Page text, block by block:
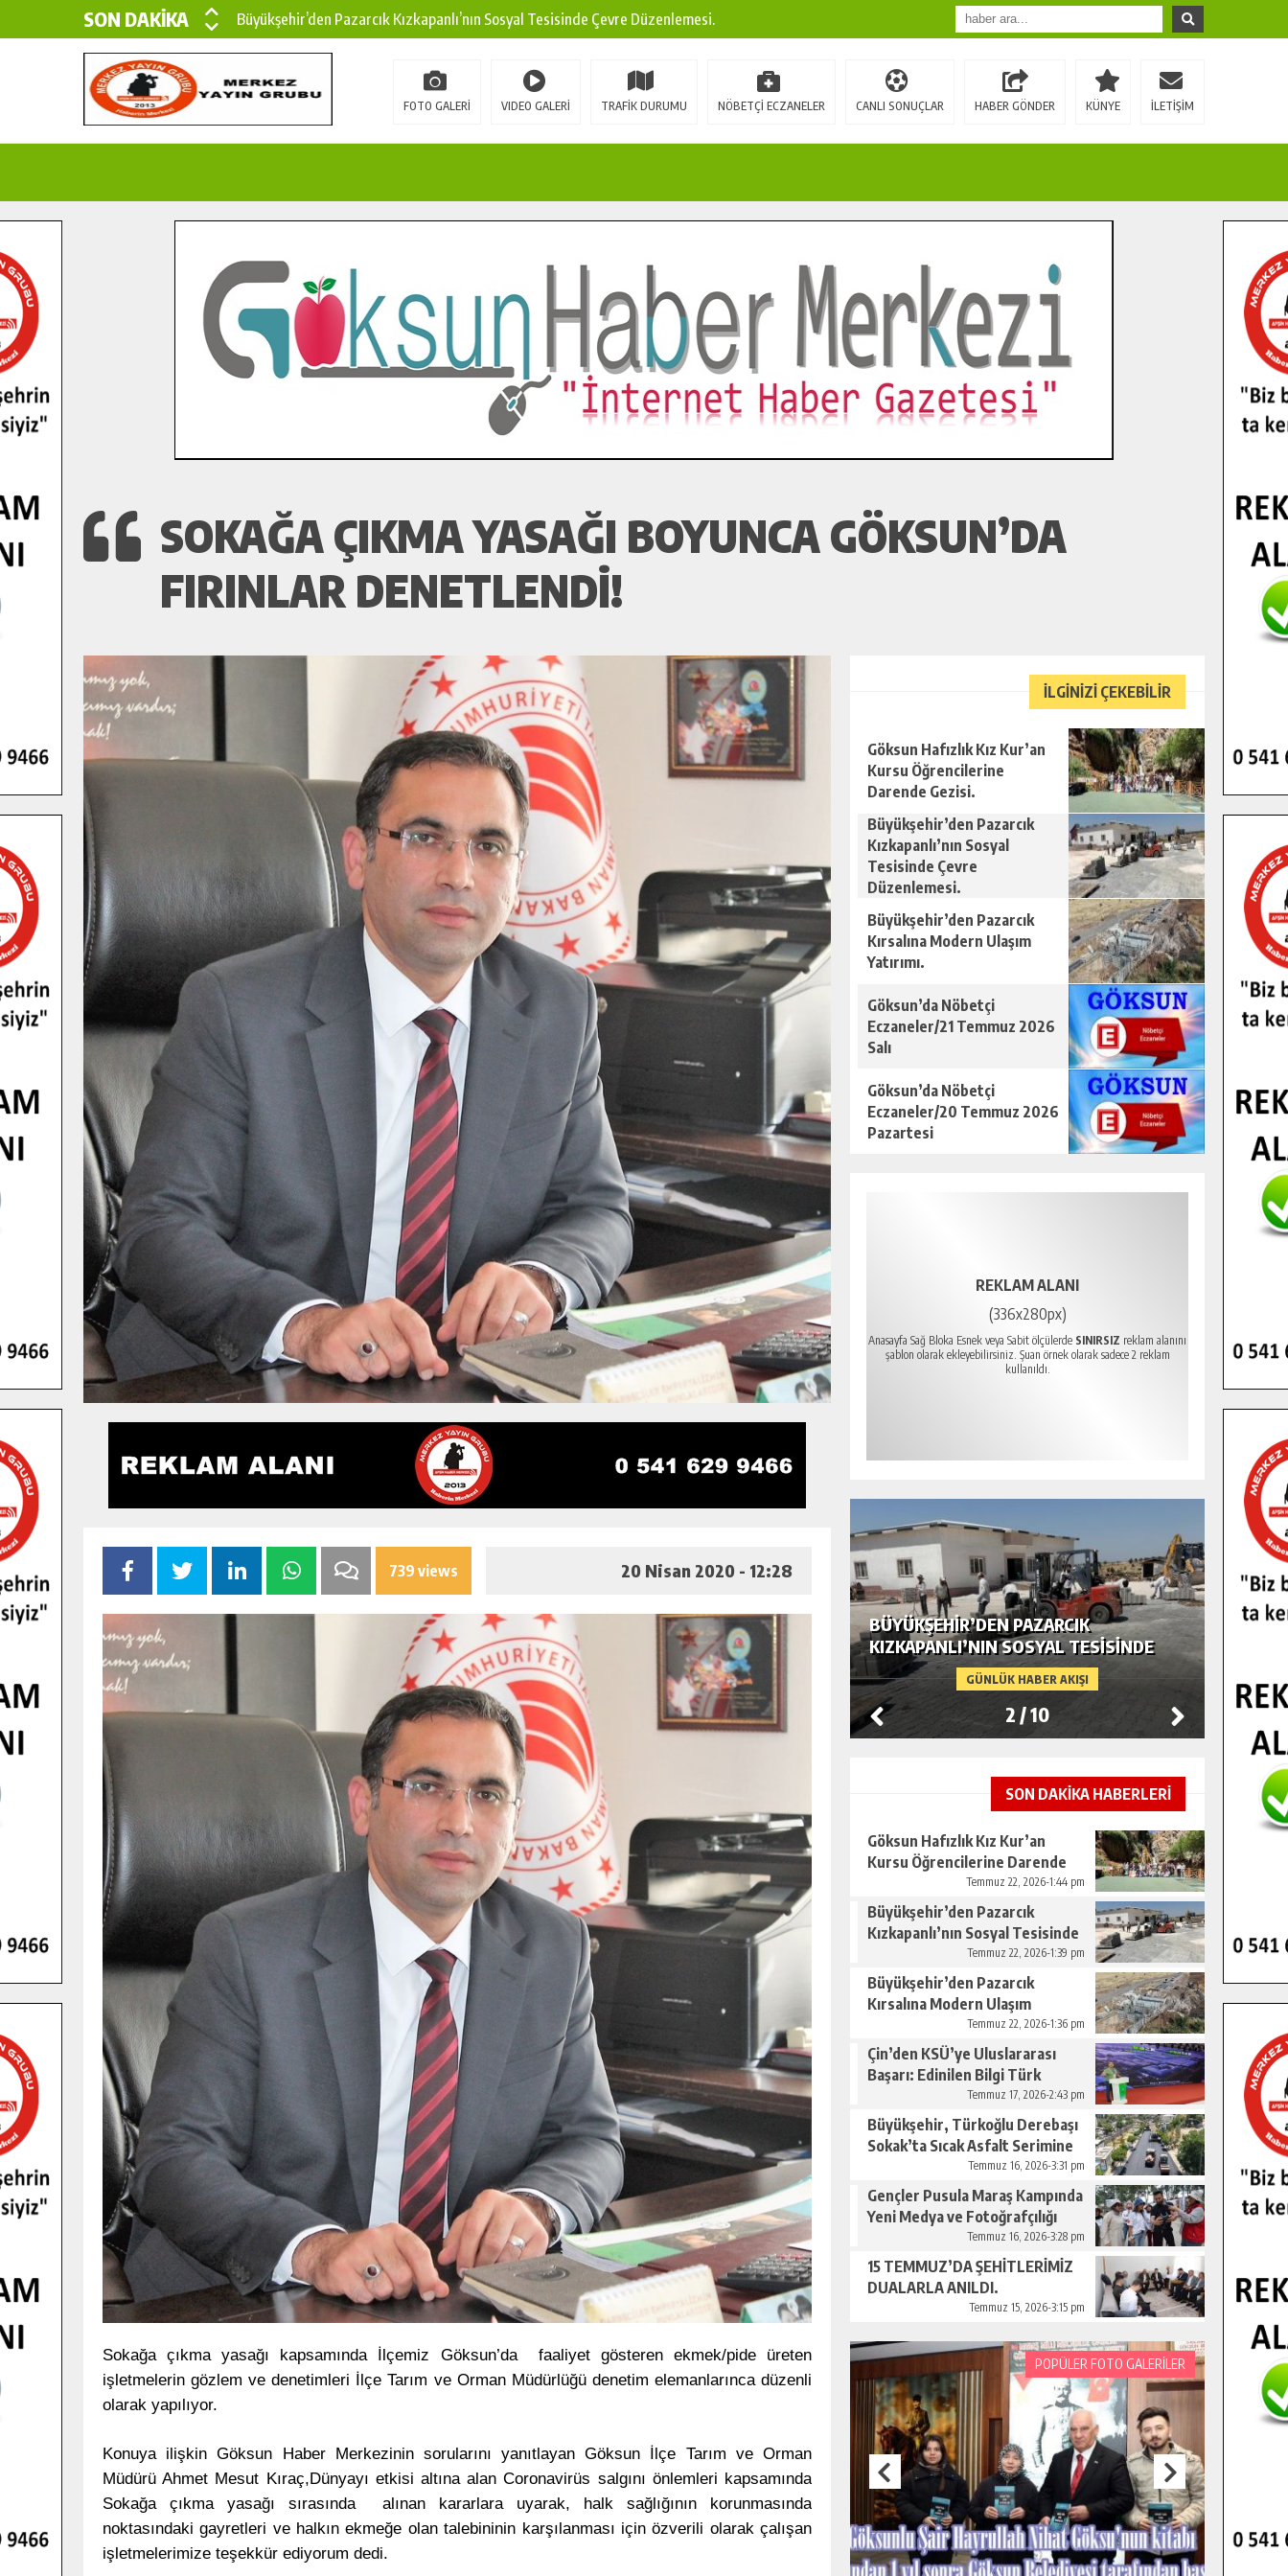
SON DAKİKA
Büyükşehir’den Pazarcık Kızkapanlı’nın Sosyal Tesisinde Çevre Düzenlemesi.
Büyükşehir’den Pazarcık Kırsalına Modern Ulaşım Yatırımı.
Çin’den KSÜ’ye Uluslararası Başarı: Edinilen Bilgi Türk Tarımına Katkı Sağlayacak.
İlçe Jandarma Komutanı Karakaya’dan Başkan Cüce’ye Veda Ziyareti.
Bertiz’in Yeni Köprüsünde Sona Doğru.
FOTO GALERİ VIDEO GALERİ TRAFİK DURUMU NÖBETÇİ ECZANELER CANLI SONUÇLAR HABER GÖNDER KÜNYE İLETİŞİM
SOKAĞA ÇIKMA YASAĞI BOYUNCA GÖKSUN’DA
FIRINLAR DENETLENDI!
739 views 20 Nisan 2020 - 12:28
Sokağa çıkma yasağı kapsamında İlçemiz Göksun’da faaliyet gösteren ekmek/pide üreten
işletmelerin gözlem ve denetimleri İlçe Tarım ve Orman Müdürlüğü denetim elemanlarınca düzenli
olarak yapılıyor.
Konuya ilişkin Göksun Haber Merkezinin sorularını yanıtlayan Göksun İlçe Tarım ve Orman
Müdürü Ahmet Mesut Kıraç,Dünyayı etkisi altına alan Coronavirüs salgını önlemleri kapsamında
Sokağa çıkma yasağı sırasında alınan kararlara uyarak, halk sağlığının korunmasında
noktasındaki gayretleri ve halkın ekmeğe olan talebininin karşılanması için özverili olarak çalışan
işletmelerimize teşekkür ediyorum dedi.
İLGİNİZİ ÇEKEBİLİR
Göksun Hafızlık Kız Kur’an
Kursu Öğrencilerine
Darende Gezisi.
Büyükşehir’den Pazarcık
Kızkapanlı’nın Sosyal
Tesisinde Çevre
Düzenlemesi.
Büyükşehir’den Pazarcık
Kırsalına Modern Ulaşım
Yatırımı.
Göksun’da Nöbetçi
Eczaneler/21 Temmuz 2026
Salı
Göksun’da Nöbetçi
Eczaneler/20 Temmuz 2026
Pazartesi
REKLAM ALANI
(336x280px)
Anasayfa Sağ Bloka Esnek veya Sabit ölçülerde SINIRSIZ reklam alanını
şablon olarak ekleyebilirsiniz. Şuan örnek olarak sadece 2 reklam
kullanıldı.
GENÇLER PUSULA MARAŞ KAMPINDA
YENI MEDYA VE FOTOĞRAFÇILIĞI
KEŞFETTI.
GÜNLÜK HABER AKIŞI
GÖKSUN HAFIZLIK KIZ KUR’AN KURSU
ÖĞRENCILERINE DARENDE GEZISI.
GÜNLÜK HABER AKIŞI
BÜYÜKŞEHIR’DEN PAZARCIK
KIZKAPANLI’NIN SOSYAL TESISINDE
ÇEVRE DÜZENLEMESI.
3 /10
SON DAKİKA HABERLERİ
Göksun Hafızlık Kız Kur’an
Kursu Öğrencilerine Darende
Temmuz 22, 2026-1:44 pm
Büyükşehir’den Pazarcık
Kızkapanlı’nın Sosyal Tesisinde
Çevre Düzenlemesi.Temmuz 22, 2026-1:39 pm
Büyükşehir’den Pazarcık
Kırsalına Modern Ulaşım
Temmuz 22, 2026-1:36 pm
Çin’den KSÜ’ye Uluslararası
Başarı: Edinilen Bilgi Türk
Tarımına Katkı Sağlayacak.
Temmuz 17, 2026-2:43 pm
Büyükşehir, Türkoğlu Derebaşı
Sokak’ta Sıcak Asfalt Serimine
Temmuz 16, 2026-3:31 pm
Gençler Pusula Maraş Kampında
Yeni Medya ve Fotoğrafçılığı
Temmuz 16, 2026-3:28 pm
15 TEMMUZ’DA ŞEHİTLERİMİZ
DUALARLA ANILDI.
Temmuz 15, 2026-3:15 pm
POPÜLER FOTO GALERİLER